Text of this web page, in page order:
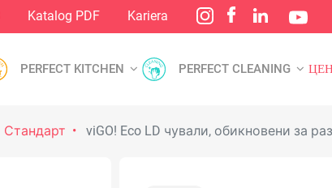
Katalog PDF Kariera
PERFECT KITCHEN PERFECT CLEANING
Стандарт viGO! Eco LD чували, обикновени за